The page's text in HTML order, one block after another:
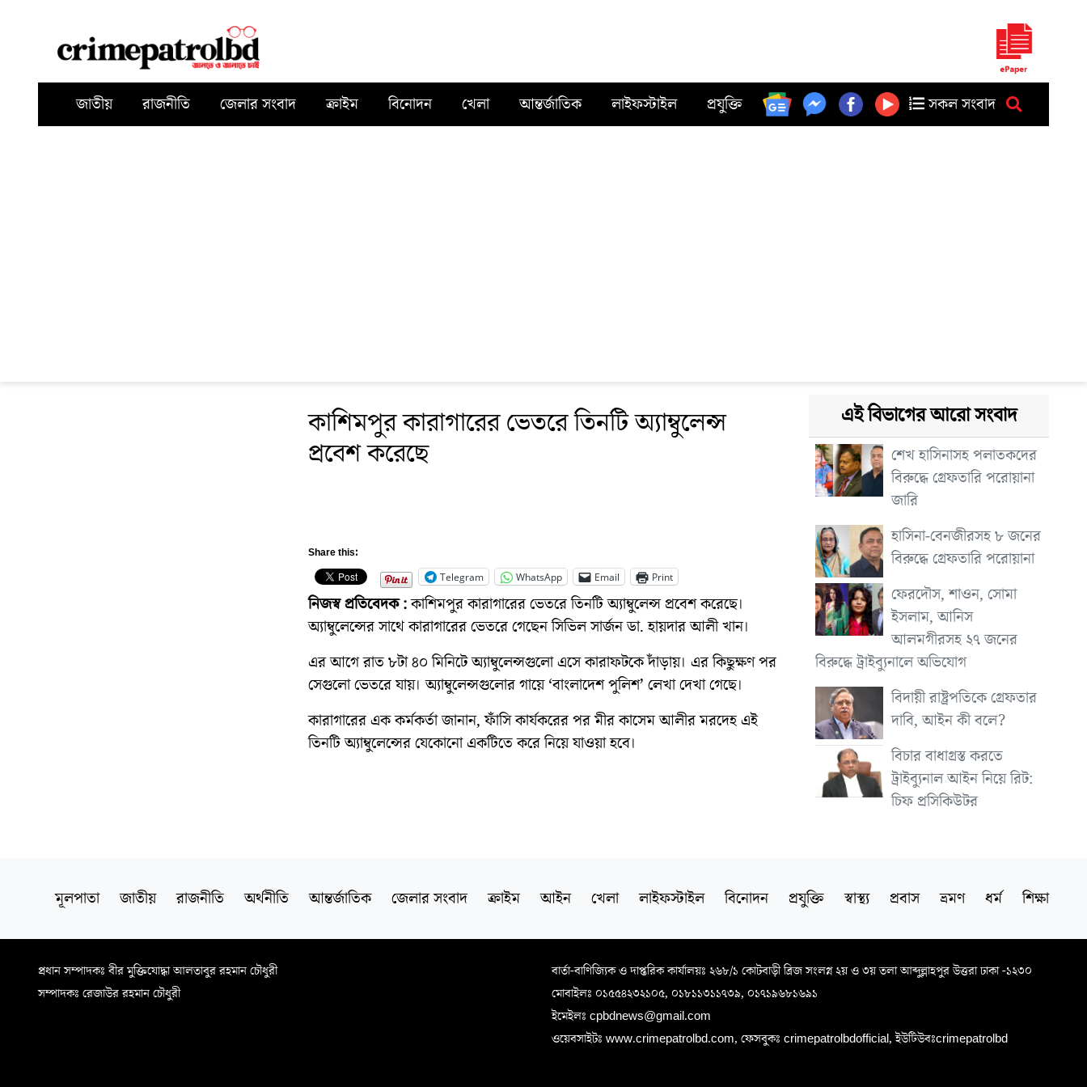
জাতীয় রাজনীতি জেলার সংবাদ ক্রাইম বিনোদন খেলা আন্তর্জাতিক লাইফস্টাইল প্রযুক্তি সকল সংবাদ
কাশিমপুর কারাগারের ভেতরে তিনটি অ্যাম্বুলেন্স
প্রবেশ করেছে
Share this:
Telegram
WhatsApp Email Print
নিজস্ব প্রতিবেদক :কাশিমপুর কারাগারের ভেতরে তিনটি অ্যাম্বুলেন্স প্রবেশ করেছে।
অ্যাম্বুলেন্সের সাথে কারাগারের ভেতরে গেছেন সিভিল সার্জন ডা. হায়দার আলী খান।
এর আগে রাত ৮টা ৪০ মিনিটে অ্যাম্বুলেন্সগুলো এসে কারাফটকে দাঁড়ায়। এর কিছুক্ষণ পর
সেগুলো ভেতরে যায়। অ্যাম্বুলেন্সগুলোর গায়ে ‘বাংলাদেশ পুলিশ’ লেখা দেখা গেছে।
কারাগারের এক কর্মকর্তা জানান, ফাঁসি কার্যকরের পর মীর কাসেম আলীর মরদেহ এই
তিনটি অ্যাম্বুলেন্সের যেকোনো একটিতে করে নিয়ে যাওয়া হবে।
এই বিভাগের আরো সংবাদ
শেখ হাসিনাসহ পলাতকদের
বিরুদ্ধে গ্রেফতারি পরোয়ানা
জারি
হাসিনা-বেনজীরসহ ৮ জনের
বিরুদ্ধে গ্রেফতারি পরোয়ানা
ফেরদৌস, শাওন, সোমা
ইসলাম, আনিস
আলমগীরসহ ২৭ জনের
বিরুদ্ধে ট্রাইব্যুনালে অভিযোগ
বিদায়ী রাষ্ট্রপতিকে গ্রেফতার
দাবি, আইন কী বলে?
বিচার বাধাগ্রস্ত করতে
ট্রাইব্যুনাল আইন নিয়ে রিট:
চিফ প্রসিকিউটর
মূলপাতা জাতীয় রাজনীতি অর্থনীতি আন্তর্জাতিক জেলার সংবাদ ক্রাইম আইন খেলা লাইফস্টাইল বিনোদন প্রযুক্তি স্বাস্থ্য প্রবাস ভ্রমণ ধর্ম শিক্ষা
প্রধান সম্পাদকঃ বীর মুক্তিযোদ্ধা আলতাবুর রহমান চৌধুরী
সম্পাদকঃ রেজাউর রহমান চৌধুরী
বার্তা-বাণিজ্যিক ও দাপ্তরিক কার্যালয়ঃ ২৬৮/১ কোটবাড়ী ব্রিজ সংলগ্ন ২য় ও ৩য় তলা আব্দুল্লাহপুর উত্তরা ঢাকা -১২৩০
মোবাইলঃ ০১৫৫৪২৩২১০৫, ০১৮১১৩১১৭৩৯, ০১৭১৯৬৮১৬৯১
ইমেইলঃ cpbdnews@gmail.com
ওয়েবসাইটঃ www.crimepatrolbd.com, ফেসবুকঃ crimepatrolbdofficial, ইউটিউবঃcrimepatrolbd